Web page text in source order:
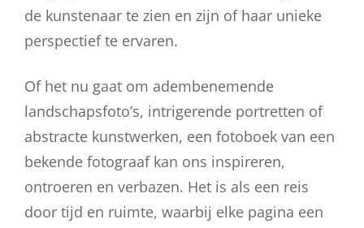
de kunstenaar te zien en zijn of haar unieke
perspectief te ervaren.
Of het nu gaat om adembenemende
landschapsfoto’s, intrigerende portretten of
abstracte kunstwerken, een fotoboek van een
bekende fotograaf kan ons inspireren,
ontroeren en verbazen. Het is als een reis
door tijd en ruimte, waarbij elke pagina een